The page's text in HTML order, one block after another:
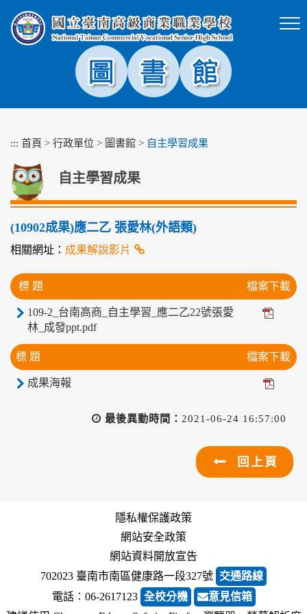
塊
::: 首頁 > 行政單位 > 圖書館 > 自主學習成果
自主學習成果
(10902成果)應二乙 張愛林(外語類)
相關網址： 成果解說影片
標 題 檔案下載
109-2_台南高商_自主學習_應二乙22號張愛
林_成發ppt.pdf
標 題 檔案下載
成果海報
最後異動時間： 2021-06-24 16:57:00
回上頁
隱私權保護政策
網站安全政策
網站資料開放宣告
702023 臺南市南區健康路一段327號 交通路線
電話︰06-2617123 全校分機
意見信箱